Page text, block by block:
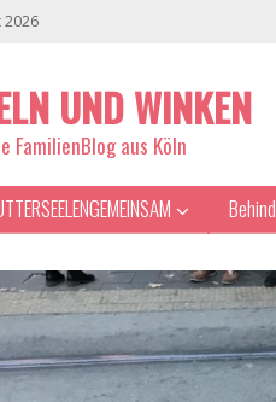
2026
UND WINKEN
FamilienBlog aus Köln
Behind